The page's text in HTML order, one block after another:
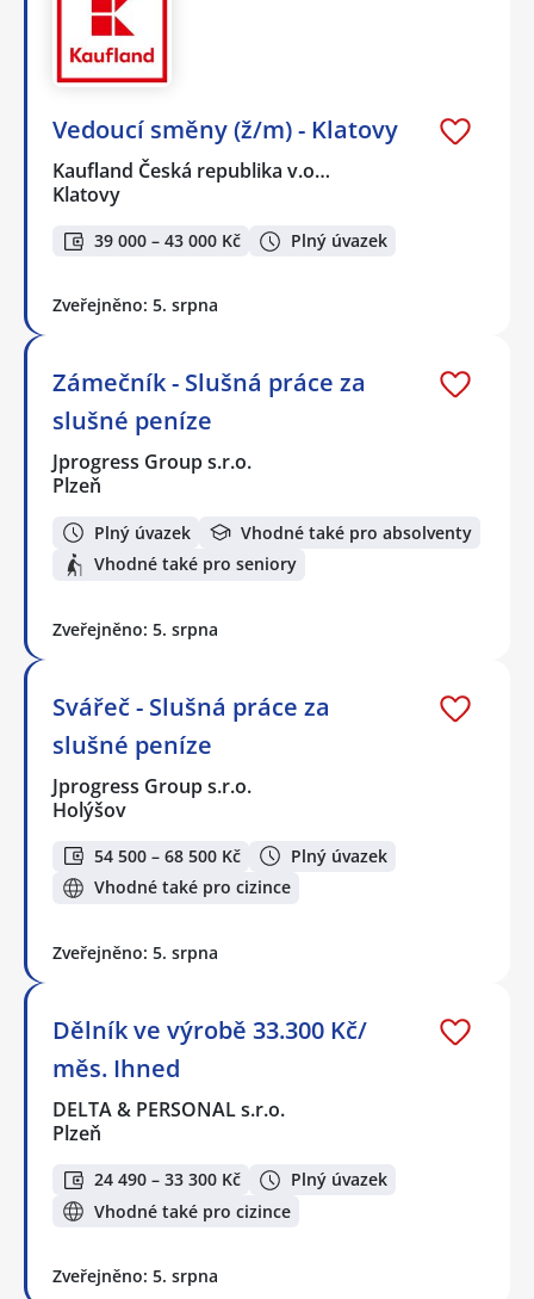
Vedoucí směny (ž/m) - Klatovy
Kaufland Česká republika v.o…
Klatovy
39 000 – 43 000 Kč Plný úvazek
Zveřejněno: 5. srpna
Zámečník - Slušná práce za
slušné peníze
Jprogress Group s.r.o.
Plzeň
Plný úvazek
Vhodné také pro absolventy
Vhodné také pro seniory
Zveřejněno: 5. srpna
Svářeč - Slušná práce za
slušné peníze
Jprogress Group s.r.o.
Holýšov
54 500 – 68 500 Kč
Plný úvazek
Vhodné také pro cizince
Zveřejněno: 5. srpna
Dělník ve výrobě 33.300 Kč/
měs. Ihned
DELTA & PERSONAL s.r.o.
Plzeň
24 490 – 33 300 Kč
Plný úvazek
Vhodné také pro cizince
Zveřejněno: 5. srpna